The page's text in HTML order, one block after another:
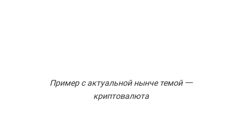
Пример с актуальной нынче темой 一
криптовалюта